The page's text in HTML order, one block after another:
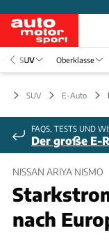
SUV Oberklasse
SUV E-Auto
FAQS, TESTS UND
Der große E-
NISSAN ARIYA NISMO
nach